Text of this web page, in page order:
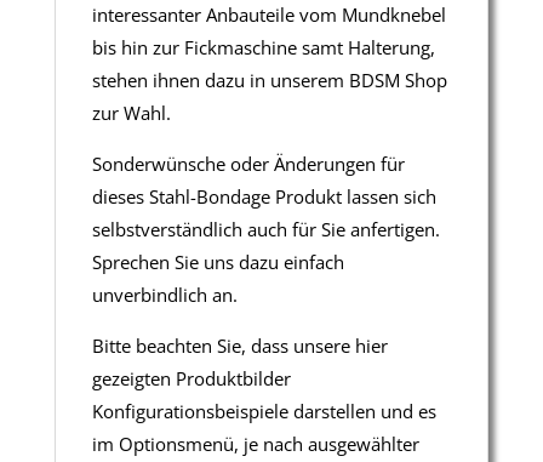
interessanter Anbauteile vom Mundknebel
bis hin zur Fickmaschine samt Halterung,
stehen ihnen dazu in unserem BDSM Shop
zur Wahl.
Sonderwünsche oder Änderungen für
dieses Stahl-Bondage Produkt lassen sich
selbstverständlich auch für Sie anfertigen.
Sprechen Sie uns dazu einfach
unverbindlich an.
Bitte beachten Sie, dass unsere hier
gezeigten Produktbilder
Konfigurationsbeispiele darstellen und es
im Optionsmenü, je nach ausgewählter